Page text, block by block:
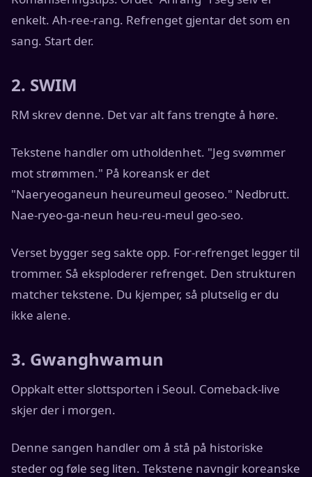
enkelt. Ah-ree-rang. Refrenget gjentar det som en
sang. Start der.
2. SWIM
RM skrev denne. Det var alt fans trengte å høre.
Tekstene handler om utholdenhet. "Jeg svømmer
mot strømmen." På koreansk er det
"Naeryeoganeun heureumeul geoseo." Nedbrutt.
Nae-ryeo-ga-neun heu-reu-meul geo-seo.
Verset bygger seg sakte opp. For-refrenget legger til
trommer. Så eksploderer refrenget. Den strukturen
matcher tekstene. Du kjemper, så plutselig er du
ikke alene.
3. Gwanghwamun
Oppkalt etter slottsporten i Seoul. Comeback-live
skjer der i morgen.
Denne sangen handler om å stå på historiske
steder og føle seg liten. Tekstene navngir koreanske